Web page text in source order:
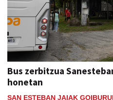
Bus zerbitzua
honetan
SAN ESTEBAN JAIAK